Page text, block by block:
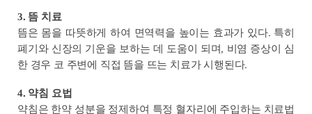
3. 뜸 치료
뜸은 몸을 따뜻하게 하여 면역력을 높이는 효과가 있다. 특히
폐기와 신장의 기운을 보하는 데 도움이 되며, 비염 증상이 심
한 경우 코 주변에 직접 뜸을 뜨는 치료가 시행된다.
4. 약침 요법
약침은 한약 성분을 정제하여 특정 혈자리에 주입하는 치료법